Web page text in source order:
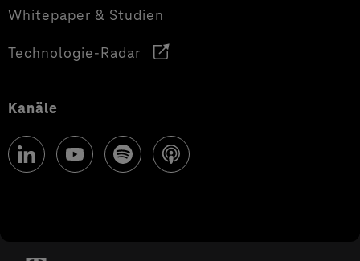
Whitepaper & Studien
Technologie-Radar
Kanäle